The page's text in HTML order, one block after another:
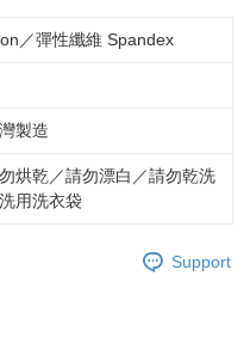
／彈性纖維 Spandex
製造
烘乾／請勿漂白／請勿乾洗
用洗衣袋
Support